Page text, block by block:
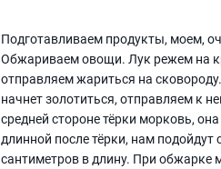
Подготавливаем продукты, моем,
Обжариваем овощи. Лук режем на
отправляем жариться на
начнет золотиться, отправляем к
средней стороне тёрки морковь,
длинной после тёрки, нам подойдут
сантиметров в длину. При